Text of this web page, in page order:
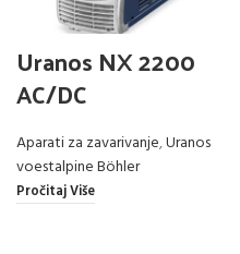
Uranos NX 2200
AC/DC
Aparati za zavarivanje,Uranos
voestalpine Böhler
Pročitaj Više